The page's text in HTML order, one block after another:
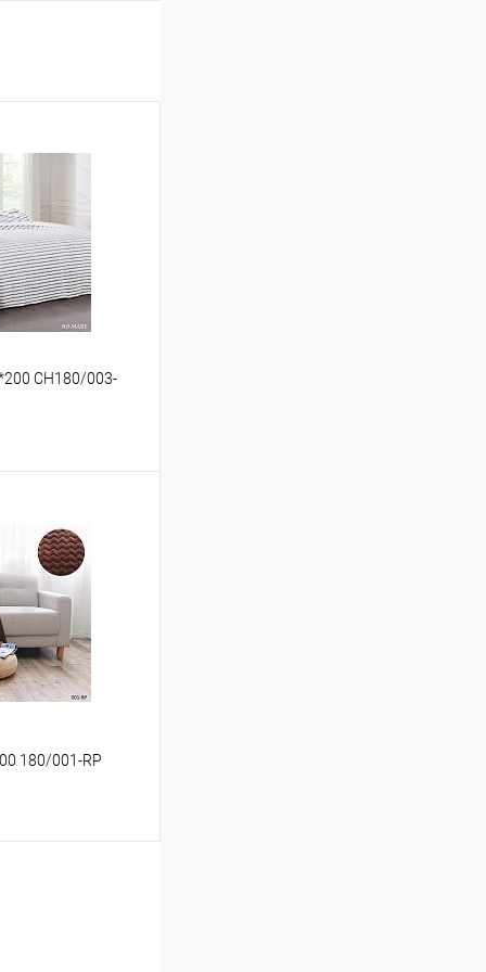
CH180/003-
Сравнение
В наличии
180/001-RP